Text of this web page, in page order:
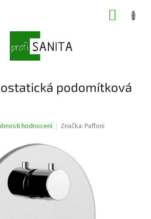
podomítková
hodnocení Značka: Paffoni